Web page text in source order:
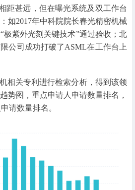
距甚远，但在曝光系统及双工作台
如2017年中科院院长春光精密机械
极紫外光刻关键技术”通过验收；北
公司成功打破了ASML在工作台上
相关专利进行检索分析，得到该领
势图，重点申请人申请数量排名，
请数量排名。